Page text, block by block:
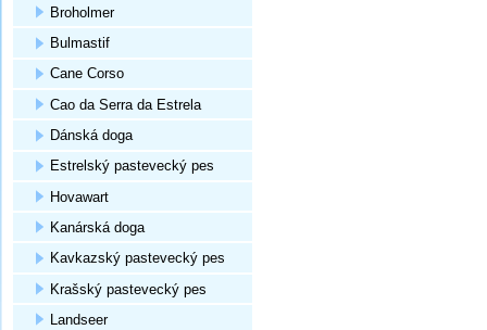
Broholmer
Bulmastif
Cane Corso
Cao da Serra da Estrela
Dánská doga
Estrelský pastevecký pes
Hovawart
Kanárská doga
Kavkazský pastevecký pes
Krašský pastevecký pes
Landseer